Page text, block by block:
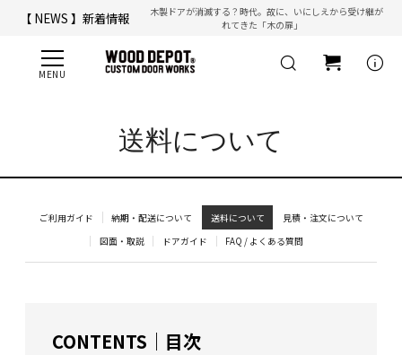
【 NEWS 】新着情報
木製ドアが消滅する？時代。故に、いにしえから受け継が
れてきた「木の扉」
【 ☎ 】コールセンター「安心お電話サポート」： 077-537-3901info
送料について
ご利用ガイド 納期・配送について 送料について
見積・注文について
図面・取説
ドアガイド FAQ / よくある質問
CONTENTS｜目次